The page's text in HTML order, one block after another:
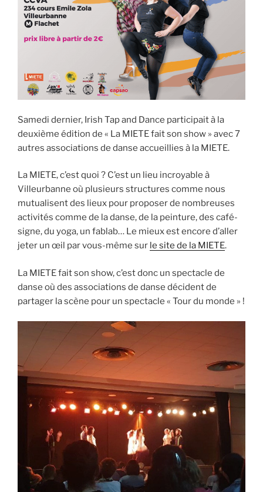
Samedi dernier, Irish Tap and Dance participait à la
deuxième édition de « La MIETE fait son show » avec 7
autres associations de danse accueillies à la MIETE.
La MIETE, c’est quoi ? C’est un lieu incroyable à
Villeurbanne où plusieurs structures comme nous
mutualisent des lieux pour proposer de nombreuses
activités comme de la danse, de la peinture, des café-
signe, du yoga, un fablab… Le mieux est encore d’aller
jeter un œil par vous-même sur le site de la MIETE.
La MIETE fait son show, c’est donc un spectacle de
danse où des associations de danse décident de
partager la scène pour un spectacle « Tour du monde » !